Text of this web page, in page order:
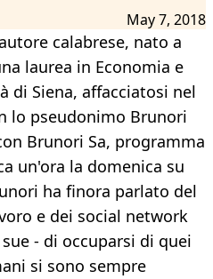
May 7, 2018
calabrese, nato a
laurea in Economia e
di Siena, affacciatosi nel
lo pseudonimo Brunori
Brunori Sa, programma
un'ora la domenica su
ha finora parlato del
e dei social network
- di occuparsi di quei
si sono sempre